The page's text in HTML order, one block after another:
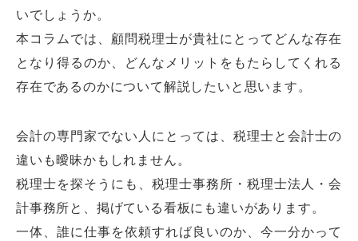
いでしょうか。
本コラムでは、顧問税理士が貴社にとってどんな存在
となり得るのか、どんなメリットをもたらしてくれる
存在であるのかについて解説したいと思います。
会計の専門家でない人にとっては、税理士と会計士の
違いも曖昧かもしれません。
税理士を探そうにも、税理士事務所・税理士法人・会
計事務所と、掲げている看板にも違いがあります。
一体、誰に仕事を依頼すれば良いのか、今一分かって